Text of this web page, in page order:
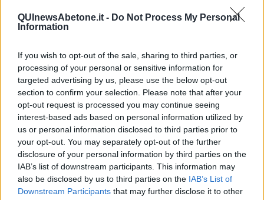
QUInewsAbetone.it - Do Not Process My Personal
Information
If you wish to opt-out of the sale, sharing to third parties, or
processing of your personal or sensitive information for
targeted advertising by us, please use the below opt-out
section to confirm your selection. Please note that after your
opt-out request is processed you may continue seeing
interest-based ads based on personal information utilized by
us or personal information disclosed to third parties prior to
your opt-out. You may separately opt-out of the further
disclosure of your personal information by third parties on the
IAB’s list of downstream participants. This information may
also be disclosed by us to third parties on the IAB’s List of
Downstream Participants that may further disclose it to other
​Chi sono i genitori elicottero
Come è davvero la terapia
​L’importanza della comunicazione in famiglia
​Il diritto ad essere disconnessi
​Il pensiero dicotomico e la salute mentale
​Consigli di lettura per genitori e non solo
​La Clownterapia
​Differenze tra persone frustrate e non
L’invisibile fatica mentale
Vacanze a km zero
​Buone Vacan(si)e!
​Il lato positivo delle cose
​Storie antiche di tempi moderni
​Quello che alle mamme non dicono
Adultescenza